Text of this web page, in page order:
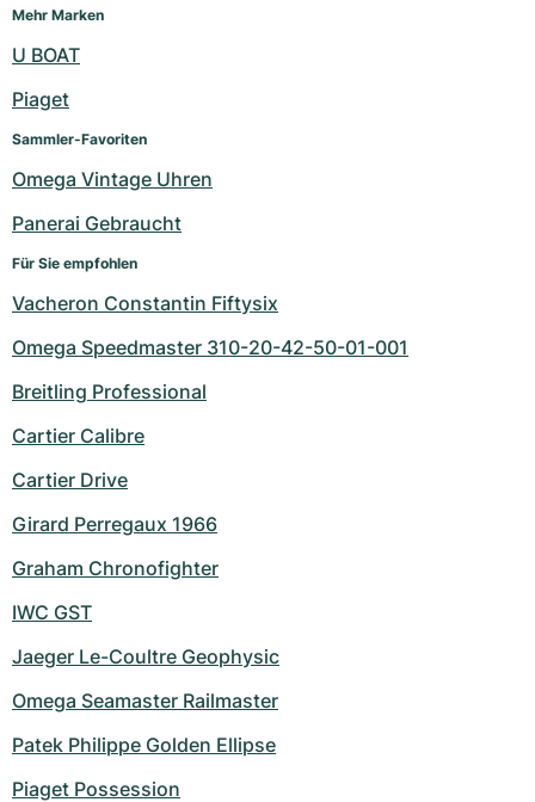
Mehr Marken
U BOAT
Piaget
Sammler-Favoriten
Omega Vintage Uhren
Panerai Gebraucht
Für Sie empfohlen
Vacheron Constantin Fiftysix
Omega Speedmaster 310-20-42-50-01-001
Breitling Professional
Cartier Calibre
Cartier Drive
Girard Perregaux 1966
Graham Chronofighter
IWC GST
Jaeger Le-Coultre Geophysic
Omega Seamaster Railmaster
Patek Philippe Golden Ellipse
Piaget Possession